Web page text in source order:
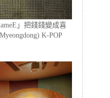
」把錢錢變成喜
K-POP